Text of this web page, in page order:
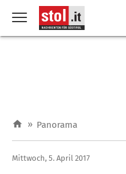
» Panorama
Mittwoch, 5. April 2017